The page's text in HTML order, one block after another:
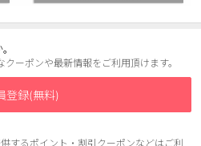
ーポンや最新情報をご利用頂けます。
登録(無料)
するポイント・割引クーポンなどはご利